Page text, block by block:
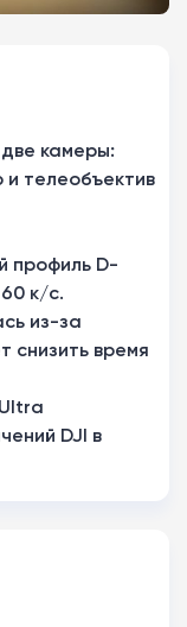
две камеры:
телеобъектив
профиль D-
к/с.
из-за
снизить время
DJI в